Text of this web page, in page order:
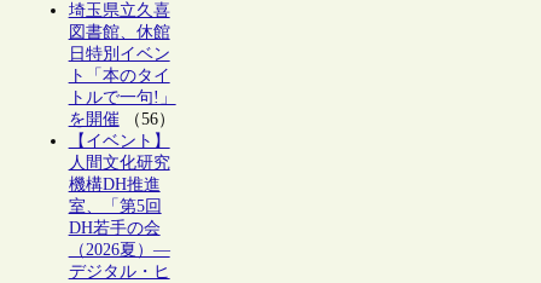
埼玉県立久喜
図書館、休館
日特別イベン
ト「本のタイ
トルで一句!」
を開催（56）
【イベント】
人間文化研究
機構DH推進
室、「第5回
DH若手の会
（2026夏）―
デジタル・ヒ